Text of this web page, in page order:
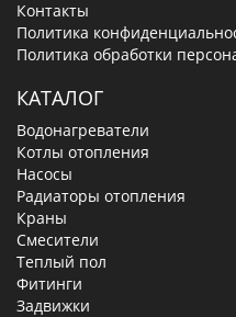
Контакты
Политика
Политика обработки
КАТАЛОГ
Водонагреватели
Котлы отопления
Насосы
Радиаторы отопления
Краны
Смесители
Теплый пол
Фитинги
Задвижки